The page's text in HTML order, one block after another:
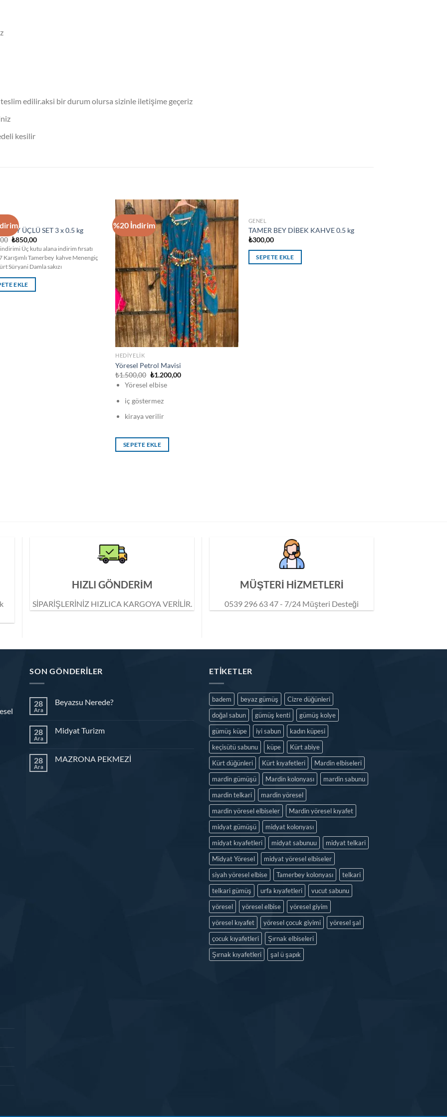
edilir.aksi bir durum olursa sizinle iletişime geçeriz
kesilir
BEY ÜÇLÜ SET 3 x 0.5 kg
Orijinal
fiyat:
₺900,00.
₺850,00Şu
andaki
fiyat:
₺850,00.
Üç kutu alana indirim fırsatı
Karışımlı Tamerbey kahve Menengiç
Süryani Damla sakızı
EKLE
%20 İndirim
HEDIYELIK
Yöresel Petrol Mavisi
₺1.500,00 Orijinal
fiyat:
₺1.500,00.
₺1.200,00Şu
Yöresel elbise
iç göstermez
kiraya verilir
SEPETE EKLE
GENEL
TAMER BEY DİBEK KAHVE 0.5 kg
₺300,00
SEPETE EKLE
HIZLI GÖNDERİM
SİPARİŞLERİNİZ HIZLICA KARGOYA VERİLİR.
MÜŞTERİ HİZMETLERİ
0539 296 63 47 - 7/24 Müşteri Desteği
SON GÖNDERILER
28
Ara
Beyazsu Nerede?
28
Ara
Midyat Turizm
28
Ara
MAZRONA PEKMEZİ
ETIKETLER
badem beyaz gümüş
Cizre düğünleri
doğal sabun
gümüş kenti
gümüş kolye
gümüş küpe
iyi sabun
kadın küpesi
keçisütü sabunu
küpe
Kürt abiye
Kürt düğünleri
Kürt kıyafetleri
Mardin elbiseleri
mardin gümüşü
Mardin kolonyası
mardin sabunu
mardin telkari
mardin yöresel
mardin yöresel elbiseler
Mardin yöresel kıyafet
midyat gümüşü
midyat kolonyası
midyat kıyafetleri
midyat sabunuu
midyat telkari
Midyat Yöresel
midyat yöresel elbiseler
siyah yöresel elbise
Tamerbey kolonyası
telkari
telkari gümüş
urfa kıyafetleri
vucut sabunu
yöresel
yöresel elbise
yöresel giyim
yöresel kıyafet
yöresel çocuk giyimi
yöresel şal
çocuk kıyafetleri
Şırnak elbiseleri
Şırnak kıyafetleri
şal ü şapık